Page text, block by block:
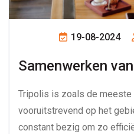
19-08-2024
Samenwerken
Tripolis is zoals de
vooruitstrevend op het
constant bezig om zo